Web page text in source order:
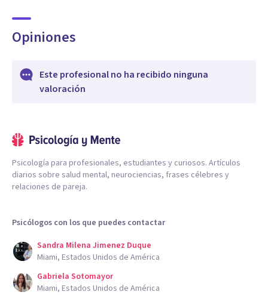
Opiniones
Este profesional no ha recibido ninguna
valoración
Psicología para profesionales, estudiantes y curiosos. Artículos
diarios sobre salud mental, neurociencias, frases célebres y
relaciones de pareja.
Psicólogos con los que puedes contactar
Sandra Milena Jimenez Duque
Miami, Estados Unidos de América
Gabriela Sotomayor
Miami, Estados Unidos de América